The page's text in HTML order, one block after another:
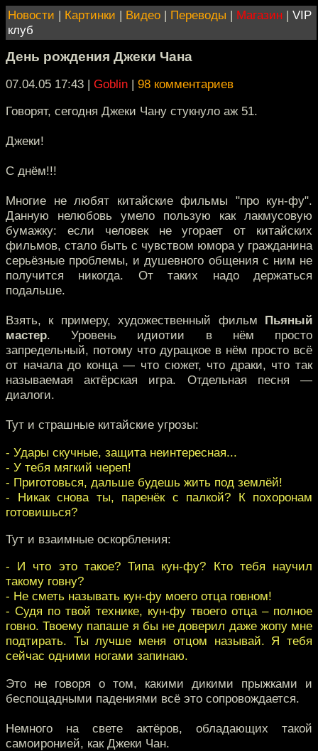
Новости | Картинки | Видео | Переводы | Магазин | VIP
клуб
День рождения Джеки Чана
07.04.05 17:43 | Goblin | 98 комментариев
Говорят, сегодня Джеки Чану стукнуло аж 51.
Джеки!
С днём!!!
Многие не любят китайские фильмы "про кун-фу".
Данную нелюбовь умело пользую как лакмусовую
бумажку: если человек не угорает от китайских
фильмов, стало быть с чувством юмора у гражданина
серьёзные проблемы, и душевного общения с ним не
получится никогда. От таких надо держаться
подальше.
Взять, к примеру, художественный фильм Пьяный
мастер. Уровень идиотии в нём просто
запредельный, потому что дурацкое в нём просто всё
от начала до конца — что сюжет, что драки, что так
называемая актёрская игра. Отдельная песня —
диалоги.
Тут и страшные китайские угрозы:
- Удары скучные, защита неинтересная...
- У тебя мягкий череп!
- Приготовься, дальше будешь жить под землёй!
- Никак снова ты, паренёк с палкой? К похоронам
готовишься?
Тут и взаимные оскорбления:
- И что это такое? Типа кун-фу? Кто тебя научил
такому говну?
- Не сметь называть кун-фу моего отца говном!
- Судя по твой технике, кун-фу твоего отца – полное
говно. Твоему папаше я бы не доверил даже жопу мне
подтирать. Ты лучше меня отцом называй. Я тебя
сейчас одними ногами запинаю.
Это не говоря о том, какими дикими прыжками и
беспощадными падениями всё это сопровождается.
Немного на свете актёров, обладающих такой
самоиронией, как Джеки Чан.